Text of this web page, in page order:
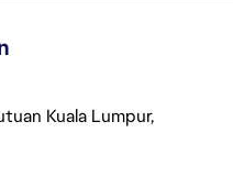
Kuala Lumpur,